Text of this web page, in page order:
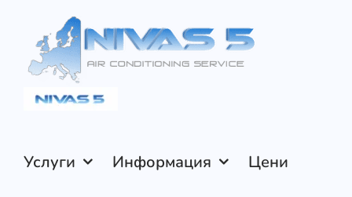
content
Услуги Информация Цени